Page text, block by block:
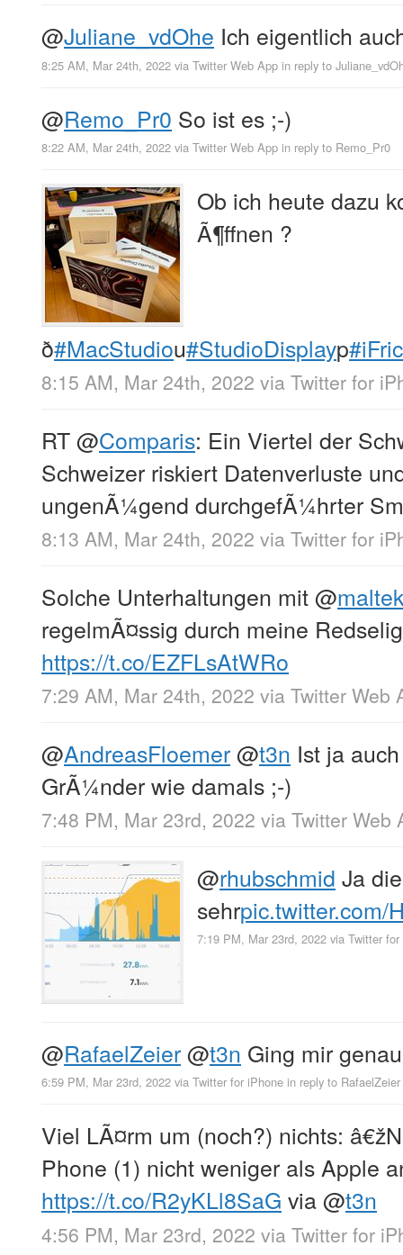
@Juliane_vdOhe Ich eigentlich
8:25 AM, Mar 24th, 2022 via Twitter Web App in reply to
@Remo_Pr0 So ist es ;-)
8:22 AM, Mar 24th, 2022 via Twitter Web App in reply to Remo_Pr0
Ob ich heute dazu
Ã¶ffnen ?
ð#MacStudiou#StudioDisplayp
8:15 AM, Mar 24th, 2022 via Twitter for
RT@Comparis: Ein Viertel der
Schweizer riskiert Datenverluste
ungenÃ¼gend durchgefÃ¼hrter
8:13 AM, Mar 24th, 2022 via Twitter for
Solche Unterhaltungen mit@
regelmÃ¤ssig durch meine
https://t.co/EZFLsAtWRo
7:29 AM, Mar 24th, 2022 via Twitter Web
@AndreasFloemer@t3n Ist ja
GrÃ¼nder wie damals ;-)
7:48 PM, Mar 23rd, 2022 via Twitter Web
@rhubschmid Ja
sehrpic.twitter.com/
7:19 PM, Mar 23rd, 2022 via Twitter
@RafaelZeier@t3n Ging mir
6:59 PM, Mar 23rd, 2022 via Twitter for iPhone in reply to RafaelZeier
Viel LÃ¤rm um (noch?) nichts:
Phone (1) nicht weniger als Apple
https://t.co/R2yKLl8SaG via@t3n
4:56 PM, Mar 23rd, 2022 via Twitter for